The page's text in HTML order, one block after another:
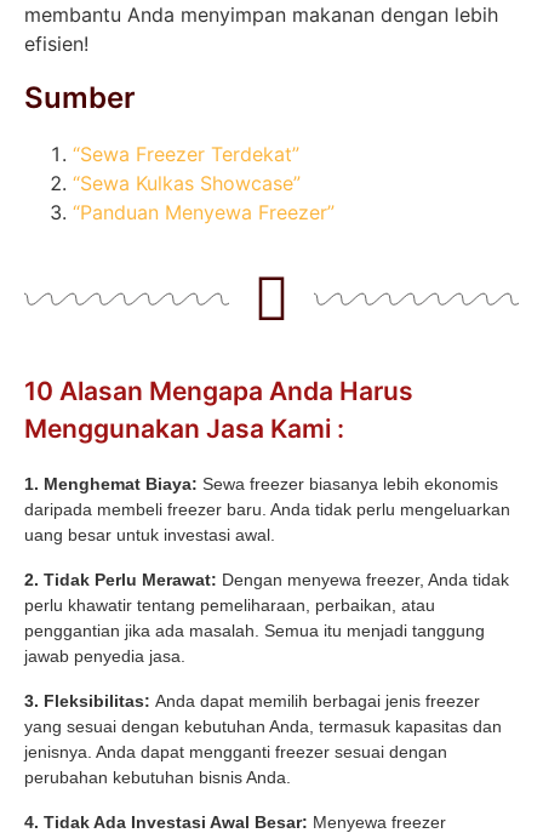
membantu Anda menyimpan makanan dengan lebih
efisien!
Sumber
“Sewa Freezer Terdekat”
“Sewa Kulkas Showcase”
“Panduan Menyewa Freezer”
10 Alasan Mengapa Anda Harus
Menggunakan Jasa Kami :
1. Menghemat Biaya: Sewa freezer biasanya lebih ekonomis
daripada membeli freezer baru. Anda tidak perlu mengeluarkan
uang besar untuk investasi awal.
2. Tidak Perlu Merawat: Dengan menyewa freezer, Anda tidak
perlu khawatir tentang pemeliharaan, perbaikan, atau
penggantian jika ada masalah. Semua itu menjadi tanggung
jawab penyedia jasa.
3. Fleksibilitas: Anda dapat memilih berbagai jenis freezer
yang sesuai dengan kebutuhan Anda, termasuk kapasitas dan
jenisnya. Anda dapat mengganti freezer sesuai dengan
perubahan kebutuhan bisnis Anda.
4. Tidak Ada Investasi Awal Besar: Menyewa freezer